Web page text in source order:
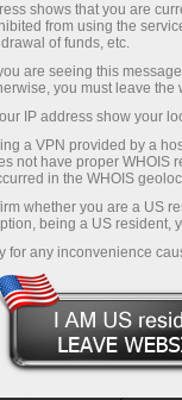
We present
Forex
reviews
exchange
shows that you are
from using the
of funds, etc.
are seeing this
you must leave
IP address show your
a VPN provided by a
not have proper WHOIS
in the WHOIS
whether you are a US
being a US resident,
for any inconvenience